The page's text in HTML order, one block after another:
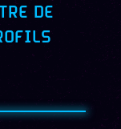
DE